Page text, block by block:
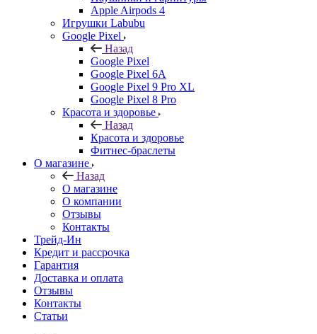
Apple Airpods 4
Игрушки Labubu
Google Pixel
Назад
Google Pixel
Google Pixel 6A
Google Pixel 9 Pro XL
Google Pixel 8 Pro
Красота и здоровье
Назад
Красота и здоровье
Фитнес-браслеты
О магазине
Назад
О магазине
О компании
Отзывы
Контакты
Трейд-Ин
Кредит и рассрочка
Гарантия
Доставка и оплата
Отзывы
Контакты
Статьи